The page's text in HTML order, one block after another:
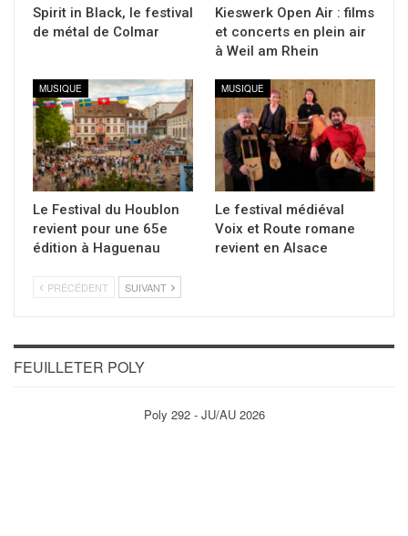
Spirit in Black, le festival
de métal de Colmar
Kieswerk Open Air : films
et concerts en plein air
à Weil am Rhein
MUSIQUE
Le Festival du Houblon
revient pour une 65e
édition à Haguenau
MUSIQUE
Le festival médiéval
Voix et Route romane
revient en Alsace
PRÉCÉDENT SUIVANT
FEUILLETER POLY
Poly 292 - JU/AU 2026